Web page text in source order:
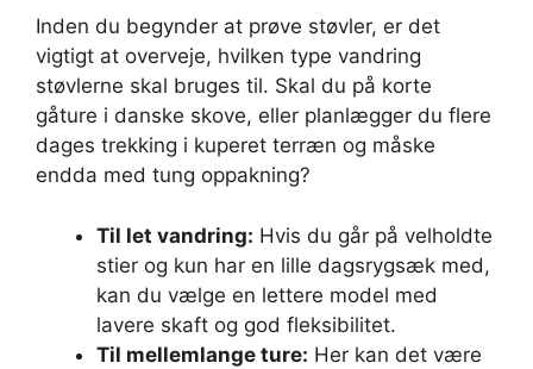
Inden du begynder at prøve støvler, er det
vigtigt at overveje, hvilken type vandring
støvlerne skal bruges til. Skal du på korte
gåture i danske skove, eller planlægger du flere
dages trekking i kuperet terræn og måske
endda med tung oppakning?
Til let vandring: Hvis du går på velholdte
stier og kun har en lille dagsrygsæk med,
kan du vælge en lettere model med
lavere skaft og god fleksibilitet.
Til mellemlange ture: Her kan det være